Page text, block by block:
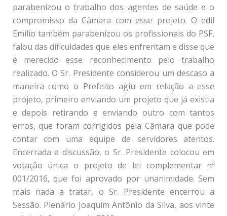
parabenizou o trabalho dos agentes de saúde e o
compromisso da Câmara com esse projeto. O edil
Emílio também parabenizou os profissionais do PSF,
falou das dificuldades que eles enfrentam e disse que
é merecido esse reconhecimento pelo trabalho
realizado. O Sr. Presidente considerou um descaso a
maneira como o Prefeito agiu em relação a esse
projeto, primeiro enviando um projeto que já existia
e depois retirando e enviando outro com tantos
erros, que foram corrigidos pela Câmara que pode
contar com uma equipe de servidores atentos.
Encerrada a discussão, o Sr. Presidente colocou em
votação única o projeto de lei complementar nº
001/2016, que foi aprovado por unanimidade. Sem
mais nada a tratar, o Sr. Presidente encerrou a
Sessão. Plenário Joaquim Antônio da Silva, aos vinte